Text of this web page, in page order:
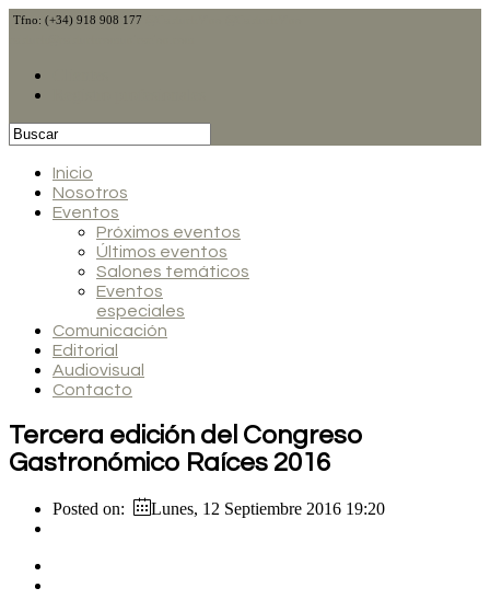
Tfno: (+34) 918 908 177
Inicio
Nosotros
Eventos
Próximos eventos
Últimos eventos
Salones temáticos
Eventos
especiales
Comunicación
Editorial
Audiovisual
Contacto
Tercera edición del Congreso
Gastronómico Raíces 2016
Posted on: Lunes, 12 Septiembre 2016 19:20